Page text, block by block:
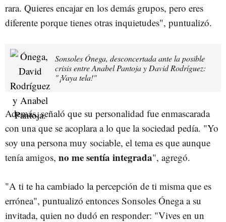
rara. Quieres encajar en los demás grupos, pero eres
diferente porque tienes otras inquietudes", puntualizó.
Sonsoles Ónega, desconcertada ante la posible
crisis entre Anabel Pantoja y David Rodríguez:
"¡Vaya tela!"
Además, señaló que su personalidad fue enmascarada
con una que se acoplara a lo que la sociedad pedía. "Yo
soy una persona muy sociable, el tema es que aunque
tenía amigos, no me sentía integrada", agregó.
"A ti te ha cambiado la percepción de ti misma que es
errónea", puntualizó entonces Sonsoles Ónega a su
invitada, quien no dudó en responder: "Vives en un